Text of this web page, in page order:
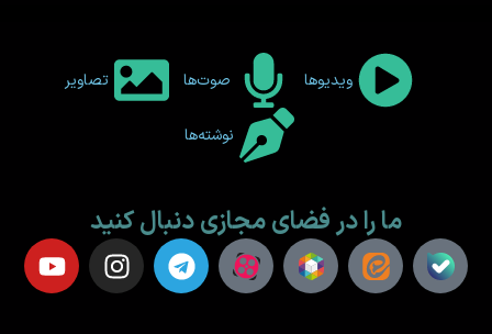
ویدیوها صوت‌ها تصاویر
نوشته‌ها
ما را در فضای مجازی دنبال کنید